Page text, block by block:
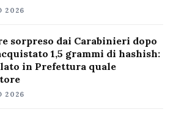
2026
sorpreso dai Carabinieri dopo
1,5 grammi di hashish:
in Prefettura quale
2026